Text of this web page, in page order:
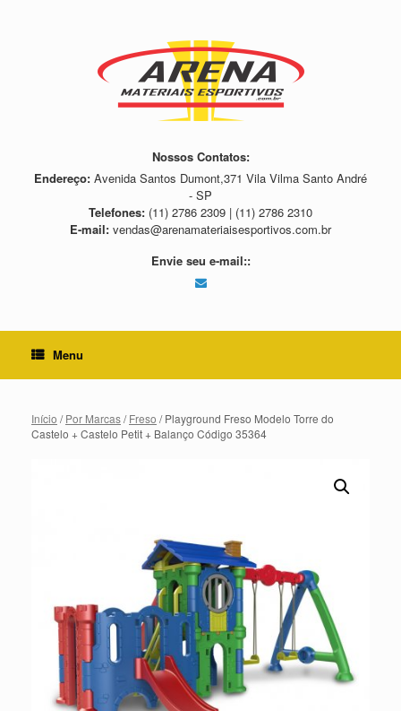
Nossos Contatos:
Endereço: Avenida Santos Dumont,371 Vila Vilma Santo André
- SP
Telefones: (11) 2786 2309 | (11) 2786 2310
E-mail: vendas@arenamateriaisesportivos.com.br
Envie seu e-mail::
Menu
Início /Por Marcas/Freso / Playground Freso Modelo Torre do
Castelo + Castelo Petit + Balanço Código 35364